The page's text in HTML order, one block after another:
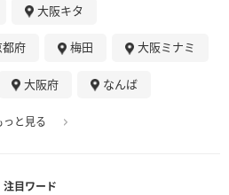
大阪キタ
府 梅田 大阪ミナミ
大阪府 なんば
っと見る
注目ワード